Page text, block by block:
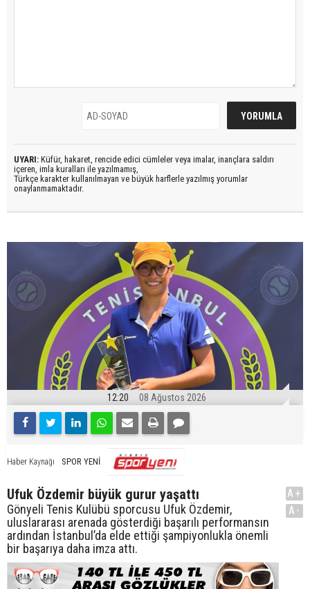
UYARI: Küfür, hakaret, rencide edici cümleler veya imalar, inançlara saldırı
içeren, imla kuralları ile yazılmamış,
Türkçe karakter kullanılmayan ve büyük harflerle yazılmış yorumlar
onaylanmamaktadır.
12:20 08 Ağustos 2026
Haber Kaynağı SPOR YENİ
Ufuk Özdemir büyük gurur yaşattı
Gönyeli Tenis Kulübü sporcusu Ufuk Özdemir,
uluslararası arenada gösterdiği başarılı performansın
ardından İstanbul’da elde ettiği şampiyonlukla önemli
bir başarıya daha imza attı.
A+
A-